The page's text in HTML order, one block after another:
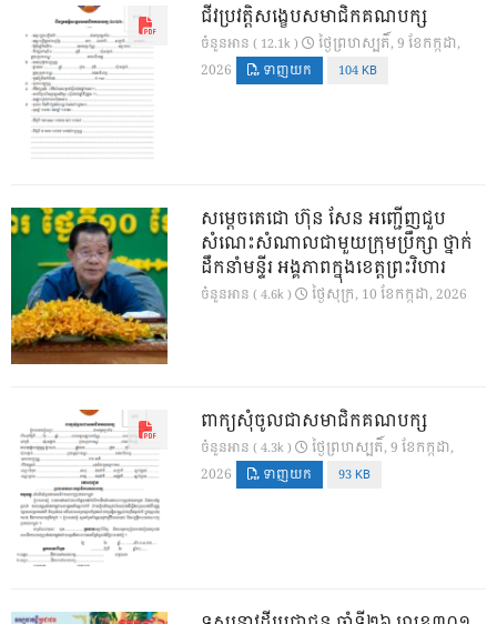
ជីវប្រវត្តិសង្ខេបសមាជិកគណបក្ស
ចំនួនអាន ( 12.1k )
ថ្ងៃ​ព្រហស្បតិ៍, 9 ខែ​កក្កដា,
2026
ទាញយក 104 KB
សម្តេចតេជោ ហ៊ុន សែន អញ្ជើញជួប
សំណេះសំណាលជាមួយក្រុមប្រឹក្សា ថ្នាក់
ដឹកនាំមន្ទីរ អង្គភាពក្នុងខេត្តព្រះវិហារ
ចំនួនអាន ( 4.6k ) ថ្ងៃ​សុក្រ, 10 ខែ​កក្កដា, 2026
ពាក្យសុំចូលជាសមាជិកគណបក្ស
ចំនួនអាន ( 4.3k )
ថ្ងៃ​ព្រហស្បតិ៍, 9 ខែ​កក្កដា,
2026
ទាញយក 93 KB